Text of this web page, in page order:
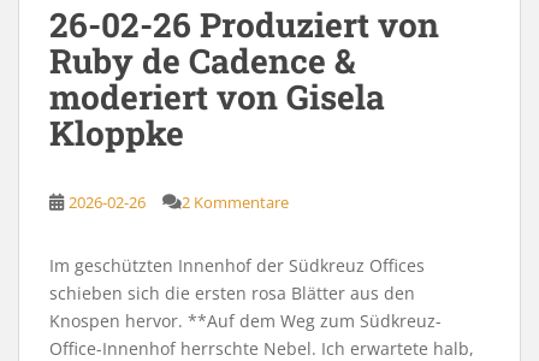
26-02-26 Produziert von
Ruby de Cadence &
moderiert von Gisela
Kloppke
2026-02-26 2 Kommentare
Im geschützten Innenhof der Südkreuz Offices
schieben sich die ersten rosa Blätter aus den
Knospen hervor. **Auf dem Weg zum Südkreuz-
Office-Innenhof herrschte Nebel. Ich erwartete halb,